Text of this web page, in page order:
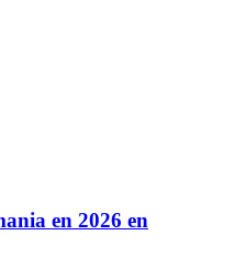
en 2026 en